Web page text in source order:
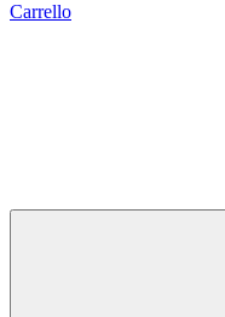
Carrello